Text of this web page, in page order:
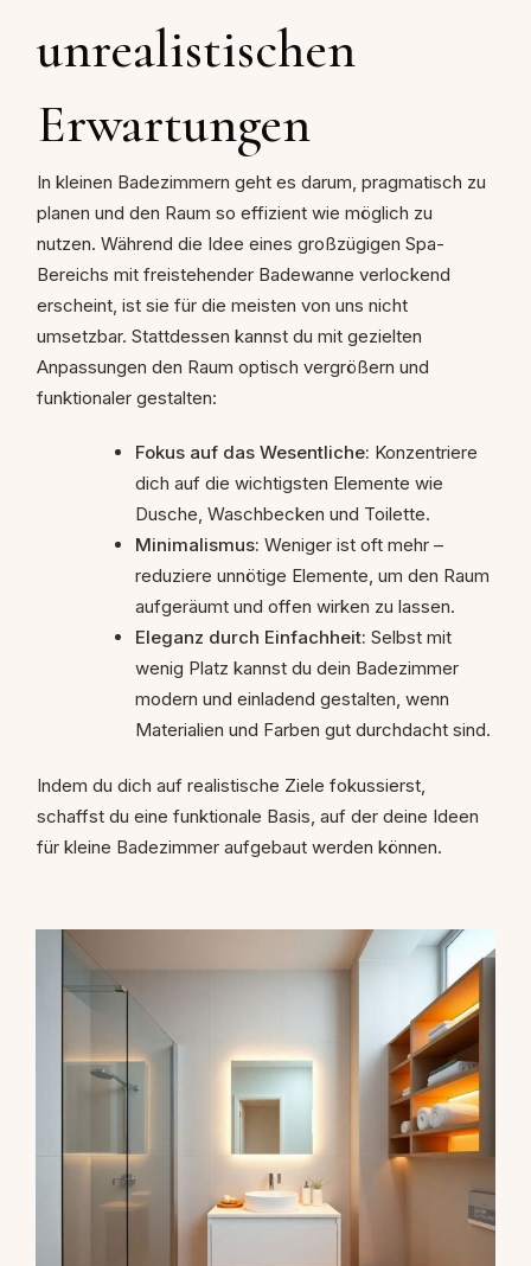
unrealistischen
Erwartungen
In kleinen Badezimmern geht es darum, pragmatisch zu
planen und den Raum so effizient wie möglich zu
nutzen. Während die Idee eines großzügigen Spa-
Bereichs mit freistehender Badewanne verlockend
erscheint, ist sie für die meisten von uns nicht
umsetzbar. Stattdessen kannst du mit gezielten
Anpassungen den Raum optisch vergrößern und
funktionaler gestalten:
Fokus auf das Wesentliche: Konzentriere
dich auf die wichtigsten Elemente wie
Dusche, Waschbecken und Toilette.
Minimalismus: Weniger ist oft mehr –
reduziere unnötige Elemente, um den Raum
aufgeräumt und offen wirken zu lassen.
Eleganz durch Einfachheit: Selbst mit
wenig Platz kannst du dein Badezimmer
modern und einladend gestalten, wenn
Materialien und Farben gut durchdacht sind.
Indem du dich auf realistische Ziele fokussierst,
schaffst du eine funktionale Basis, auf der deine Ideen
für kleine Badezimmer aufgebaut werden können.